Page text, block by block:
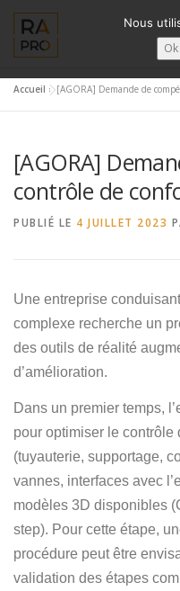
contenu
SERVICES RA’PRO
简
Accueil »[AGORA] Demande de
[AGORA]
contrôle de
PUBLIÉ LE 4 JUILLET 2023
Une entreprise
complexe recherche un
des outils de réalité
d’amélioration.
Dans un premier temps,
pour optimiser le contrôle
(tuyauterie, supportage,
vannes, interfaces avec
modèles 3D disponibles
step). Pour cette étape,
procédure peut être
validation des étapes
Nous
Ok